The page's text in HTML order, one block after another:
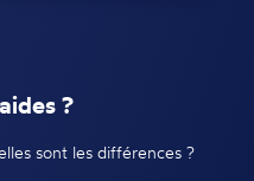
?
sont les différences ?